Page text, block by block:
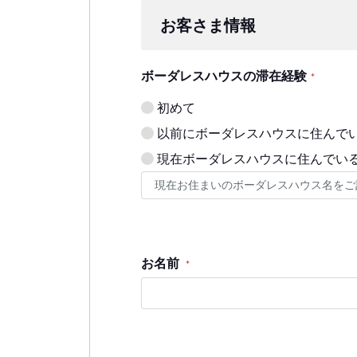
お客さま情報
ボーダレスハウスの滞在経験 *
初めて
以前にボーダレスハウスに住んで
現在ボーダレスハウスに住んでい
お名前 *